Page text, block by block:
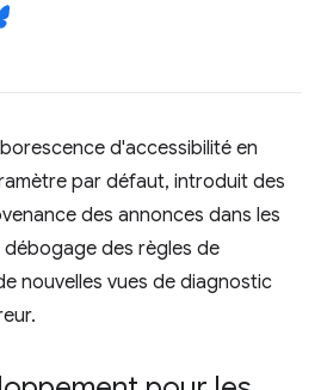
d'accessibilité en
par défaut, introduit des
des annonces dans les
des règles de
nouvelles vues de diagnostic